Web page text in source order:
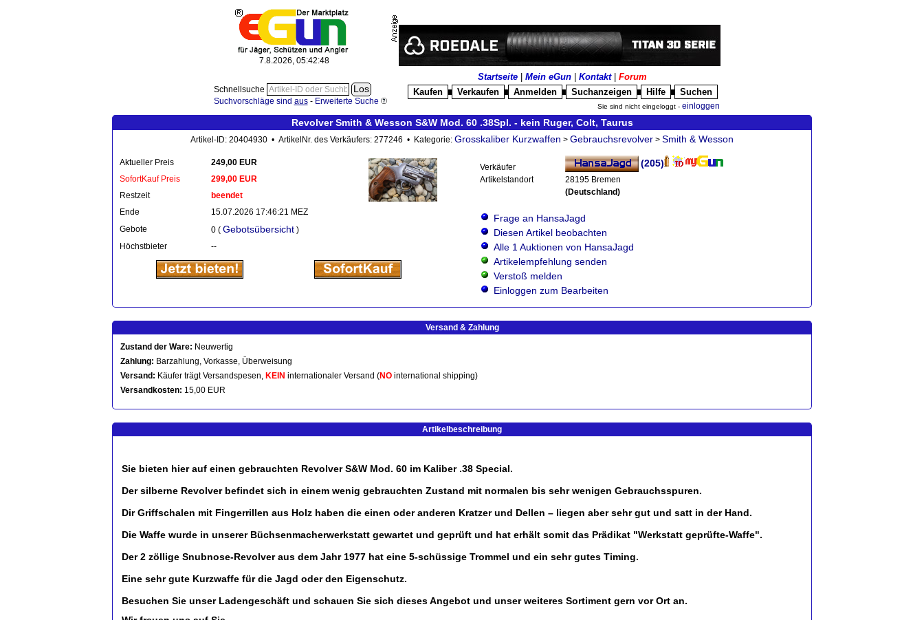
7.8.2026, 05:42:49
Schnellsuche
Suchvorschläge sind aus- Erweiterte Suche
Startseite Mein eGun Kontakt| Forum
Kaufen
Verkaufen Anmelden Suchanzeigen Hilfe Suchen
Sie sind nicht eingeloggt - einloggen
Revolver Smith & Wesson S&W Mod. 60 .38Spl. - kein Ruger, Colt, Taurus
Artikel-ID: 20404930 • ArtikelNr. des Verkäufers: 277246 • Kategorie: Grosskaliber Kurzwaffen > Gebrauchsrevolver > Smith & Wesson
Aktueller Preis
249,00 EUR
SofortKauf Preis
299,00 EUR
Restzeit
beendet
Ende
15.07.2026 17:46:21 MEZ
Gebote
0 ( Gebotsübersicht )
Höchstbieter
--
Verkäufer (205)
Artikelstandort
28195 Bremen
(Deutschland)
Frage an HansaJagd
Diesen Artikel beobachten
Alle 1 Auktionen von HansaJagd
Artikelempfehlung senden
Verstoß melden
Einloggen zum Bearbeiten
Versand & Zahlung
Zustand der Ware: Neuwertig
Zahlung: Barzahlung, Vorkasse, Überweisung
Versand: Käufer trägt Versandspesen, KEIN internationaler Versand (NO international shipping)
Versandkosten: 15,00 EUR
Artikelbeschreibung
Sie bieten hier auf einen gebrauchten Revolver S&W Mod. 60 im Kaliber .38 Special.
Der silberne Revolver befindet sich in einem wenig gebrauchten Zustand mit normalen bis sehr wenigen Gebrauchsspuren.
Dir Griffschalen mit Fingerrillen aus Holz haben die einen oder anderen Kratzer und Dellen – liegen aber sehr gut und satt in der Hand.
Die Waffe wurde in unserer Büchsenmacherwerkstatt gewartet und geprüft und hat erhält somit das Prädikat "Werkstatt geprüfte-Waffe".
Der 2 zöllige Snubnose-Revolver aus dem Jahr 1977 hat eine 5-schüssige Trommel und ein sehr gutes Timing.
Eine sehr gute Kurzwaffe für die Jagd oder den Eigenschutz.
Besuchen Sie unser Ladengeschäft und schauen Sie sich dieses Angebot und unser weiteres Sortiment gern vor Ort an.